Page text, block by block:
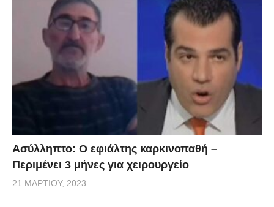
Ασύλληπτο: Ο εφιάλτης καρκινοπαθή –
Περιμένει 3 μήνες για χειρουργείο
21 ΜΑΡΤΊΟΥ, 2023